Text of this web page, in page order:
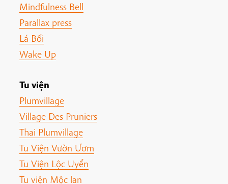
Mindfulness Bell
Parallax press
Lá Bối
Wake Up
Tu viện
Plumvillage
Village Des Pruniers
Thai Plumvillage
Tu Viện Vườn Ươm
Tu Viện Lộc Uyển
Tu viện Mộc lan